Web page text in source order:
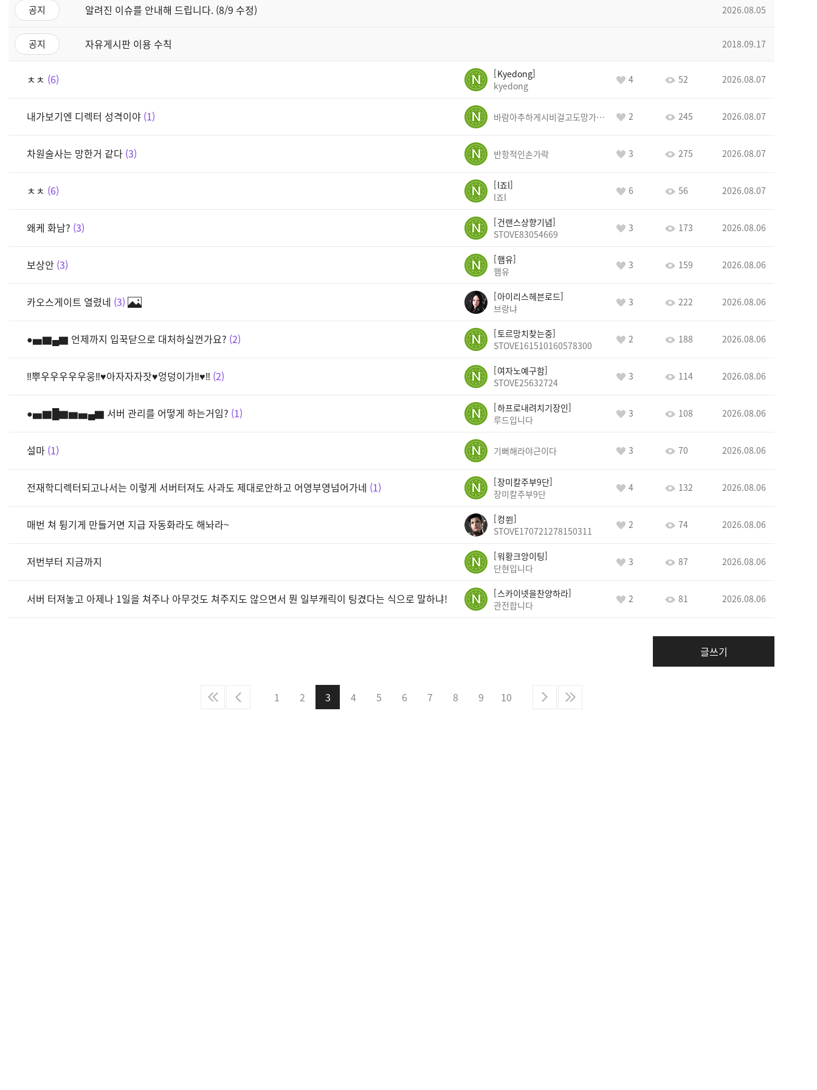
공지 알려진 이슈를 안내해 드립니다. (8/9 수정) 2026.08.05
공지 자유게시판 이용 수칙 2018.09.17
ㅊㅊ 6
Kyedong
kyedong
4 52 2026.08.07
내가보기엔 디렉터 성격이야 1 바람아추하게시비걸고도망가냐당당하게글써 2 245 2026.08.07
차원술사는 망한거 같다 3 반항적인손가락 3 275 2026.08.07
ㅊㅊ 6
l죠l
l죠l
6 56 2026.08.07
왜케 화남? 3
건랜스상향기념
STOVE83054669
3 173 2026.08.06
보상안 3
햄유
햄유
3 159 2026.08.06
카오스게이트 열렸네 3
아이리스헤븐로드
브랑냐
3 222 2026.08.06
●▅▇▄▇ 언제까지 입꾹닫으로 대처하실껀가요? 2
토르망치찾는중
STOVE161510160578300
2 188 2026.08.06
‼뿌우우우우우웅‼♥아자자자잣♥엉덩이가‼♥‼ 2
여자노예구함
STOVE25632724
3 114 2026.08.06
●▅▇█▇▆▅▄▇ 서버 관리를 어떻게 하는거임? 1
하프로내려치기장인
루드입니다
3 108 2026.08.06
설마 1 기뻐해라야근이다 3 70 2026.08.06
전재학디렉터되고나서는 이렇게 서버터져도 사과도 제대로안하고 어영부영넘어가네 1
장미칼주부9단
장미칼주부9단
4 132 2026.08.06
매번 쳐 튕기게 만들거면 지급 자동화라도 해놔라~
컹쮠
STOVE170721278150311
2 74 2026.08.06
저번부터 지금까지
워황크앙이팅
단현입니다
3 87 2026.08.06
서버 터져놓고 아제나 1일을 쳐주나 아무것도 쳐주지도 않으면서 뭔 일부캐릭이 팅겼다는 식으로 말하냐!
스카이넷을찬양하라
관전합니다
2 81 2026.08.06
글쓰기
1 2 3 4 5 6 7 8 9 10